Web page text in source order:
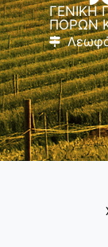
ΓΕΝΙΚΗ
ΠΟΡΩΝ